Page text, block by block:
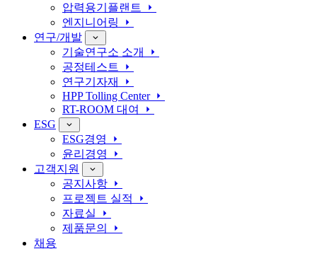
압력용기플랜트
엔지니어링
연구/개발
기술연구소 소개
공정테스트
연구기자재
HPP Tolling Center
RT-ROOM 대여
ESG
ESG경영
윤리경영
고객지원
공지사항
프로젝트 실적
자료실
제품문의
채용